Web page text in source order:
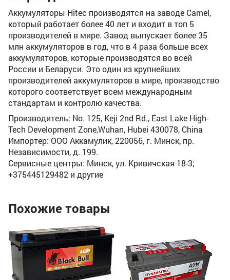
Аккумуляторы Hitec производятся на заводе Camel,
который работает более 40 лет и входит в топ 5
производителей в мире. Завод выпускает более 35
млн аккумуляторов в год, что в 4 раза больше всех
аккумуляторов, которые производятся во всей
России и Беларуси. Это один из крупнейших
производителей аккумуляторов в мире, производство
которого соответствует всем международным
стандартам и контролю качества.
Производитель: No. 125, Keji 2nd Rd., East Lake High-
Tech Development Zone,Wuhan, Hubei 430078, China
Импортер: ООО Аккамулик, 220056, г. Минск, пр.
Независимости, д. 199.
Сервисные центры: Минск, ул. Кривичская 18-3;
+375445129482 и другие
Похожие товары